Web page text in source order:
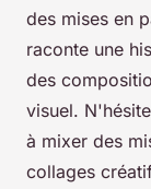
des mises en
raconte une
des
visuel.
à mixer des
collages